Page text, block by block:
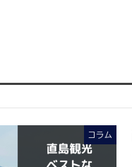
コラム